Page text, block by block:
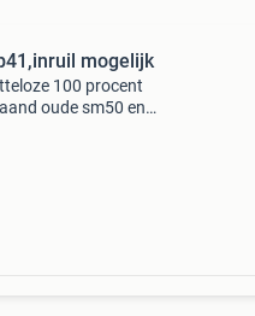
mogelijk
100 procent
oude sm50 en